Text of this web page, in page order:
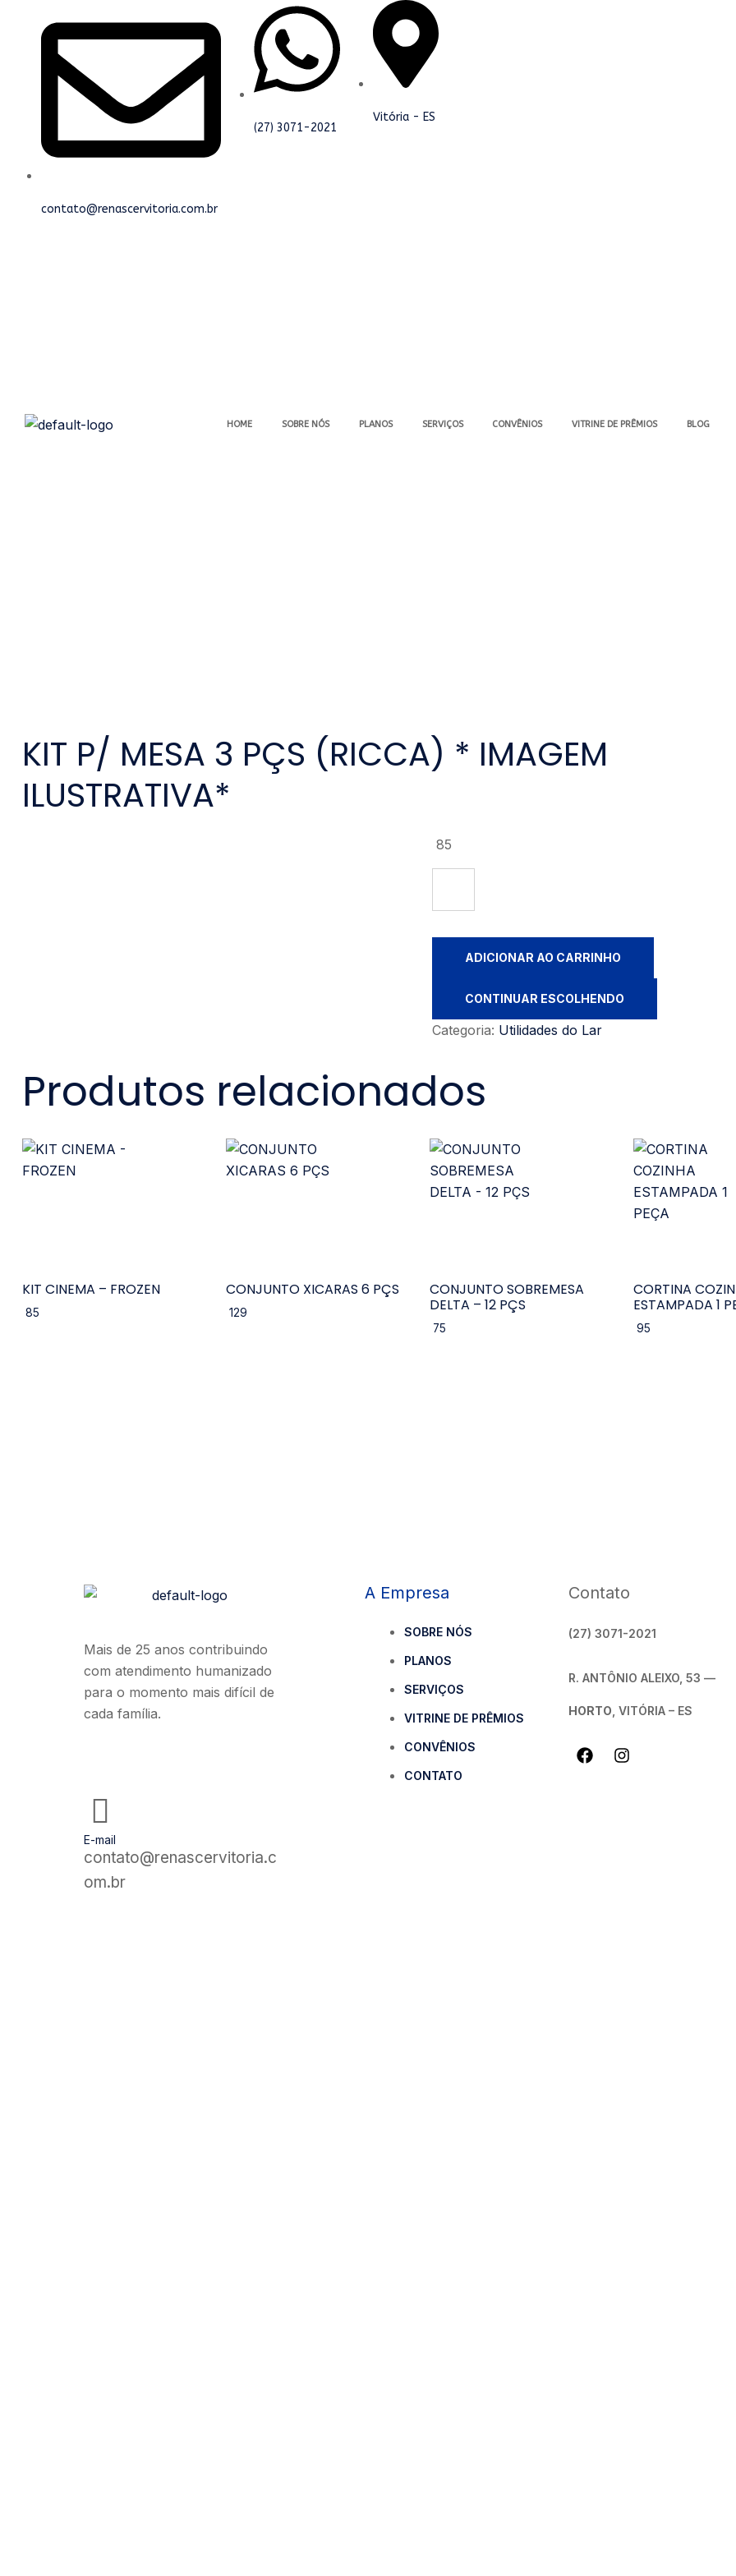
contato@renascervitoria.com.br
(27) 3071-2021
Vitória - ES
HOME SOBRE NÓS PLANOS SERVIÇOS CONVÊNIOS VITRINE DE PRÊMIOS BLOG
KIT P/ MESA 3 PÇS (RICCA) * IMAGEM
ILUSTRATIVA*
85
ADICIONAR AO CARRINHO
CONTINUAR ESCOLHENDO
Categoria: Utilidades do Lar
Produtos relacionados
KIT CINEMA – FROZEN
85
CONJUNTO XICARAS 6 PÇS
129
CONJUNTO SOBREMESA
DELTA – 12 PÇS
75
CORTINA
ESTAMPADA 1
95
Mais de 25 anos contribuindo
com atendimento humanizado
para o momento mais difícil de
cada família.
E-mail
contato@renascervitoria.c
om.br
A Empresa
SOBRE NÓS
PLANOS
SERVIÇOS
VITRINE DE PRÊMIOS
CONVÊNIOS
CONTATO
Contato
(27) 3071-2021
R. ANTÔNIO ALEIXO, 53 —
HORTO , VITÓRIA – ES